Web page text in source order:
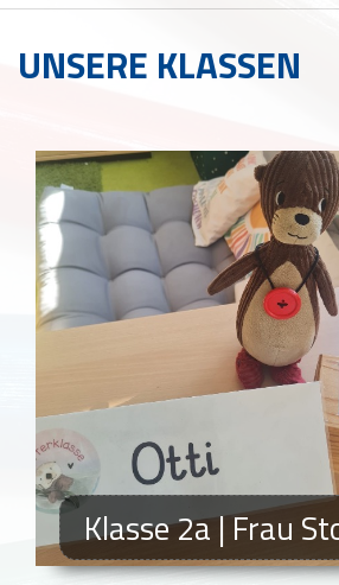
UNSERE KLASSEN
Klasse 2a | Frau